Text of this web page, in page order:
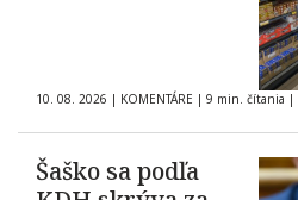
10. 08. 2026 | KOMENTÁRE | 9 min. čítania |
Šaško sa podľa